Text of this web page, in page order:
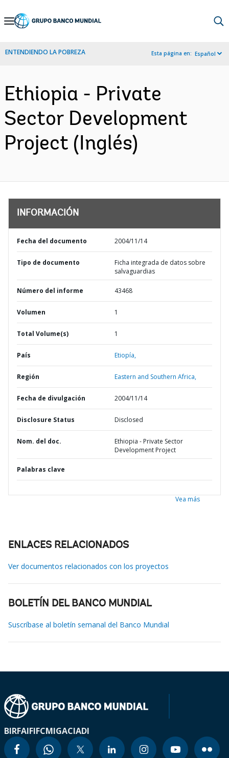
Skip
Navigation
ENTENDIENDO LA POBREZA Esta página en: Español
Ethiopia - Private
Sector Development
Project (Inglés)
INFORMACIÓN
Fecha del documento 2004/11/14
Tipo de documento
Ficha integrada de datos sobre
salvaguardias
Número del informe 43468
Volumen 1
Total Volume(s) 1
País Etiopía,
Región Eastern and Southern Africa,
Fecha de divulgación 2004/11/14
Disclosure Status Disclosed
Nom. del doc.
Ethiopia - Private Sector
Development Project
Palabras clave
Vea más
ENLACES RELACIONADOS
Ver documentos relacionados con los proyectos
BOLETÍN DEL BANCO MUNDIAL
Suscríbase al boletín semanal del Banco Mundial
BIRFAIFIFCMIGACIADI